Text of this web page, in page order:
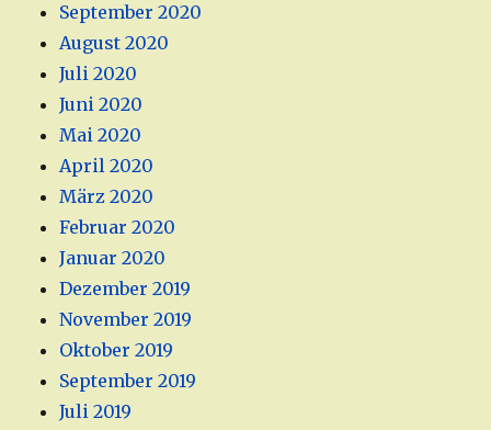
September 2020
August 2020
Juli 2020
Juni 2020
Mai 2020
April 2020
März 2020
Februar 2020
Januar 2020
Dezember 2019
November 2019
Oktober 2019
September 2019
Juli 2019